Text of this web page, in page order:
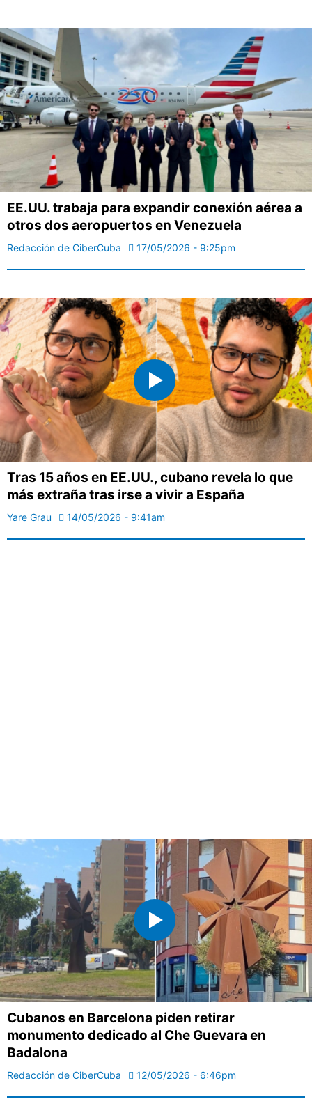
EE.UU. trabaja para expandir conexión aérea a
otros dos aeropuertos en Venezuela
Redacción de CiberCuba 17/05/2026 - 9:25pm
Tras 15 años en EE.UU., cubano revela lo que
más extraña tras irse a vivir a España
Yare Grau 14/05/2026 - 9:41am
Cubanos en Barcelona piden retirar
monumento dedicado al Che Guevara en
Badalona
Redacción de CiberCuba 12/05/2026 - 6:46pm